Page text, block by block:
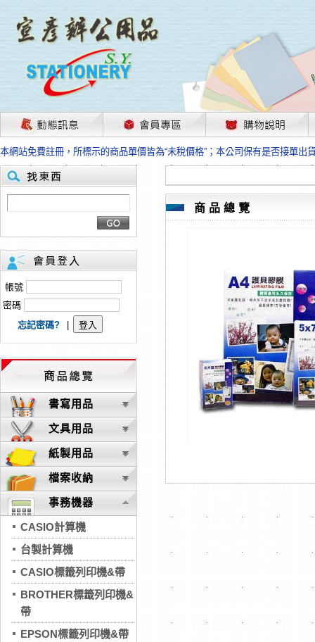
茲因國際情勢變化石油及塑化原物料波動漲幅甚大，部份上游供應商已採取
本網站免費註冊，所標示的商品單價皆為“未稅價格”；本公司保有是否接單出
HP、EPSON、CANON原廠耗材價格浮動，下單前請先跟客服人員確認最新
本網站免費註冊，所標示的商品單價皆為“未稅價格”；本公司保有是否接單出
匯款客戶請注意！因商品繁複來不及發現短缺，遂待客服人員跟您確認訂單
本網站免費註冊，所標示的商品單價皆為“未稅價格”；本公司保有是否接單出
茲因國際情勢變化石油及塑化原物料波動漲幅甚大，部份上游供應商已採取
本網站免費註冊，所標示的商品單價皆為“未稅價格”；本公司保有是否接單出
HP、EPSON、CANON原廠耗材價格浮動，下單前請先跟客服人員確認最新
本網站免費註冊，所標示的商品單價皆為“未稅價格”；本公司保有是否接單出
匯款客戶請注意！因商品繁複來不及發現短缺，遂待客服人員跟您確認訂單
本網站免費註冊，所標示的商品單價皆為“未稅價格”；本公司保有是否接單出
帳號
密碼
忘記密碼?
書寫用品
文具用品
紙製用品
檔案收納
事務機器
CASIO計算機
台製計算機
CASIO標籤列印機&帶
BROTHER標籤列印機&
帶
EPSON標籤列印機&帶
商品總覽